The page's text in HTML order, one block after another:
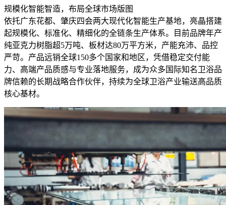
规模化智能智造，布局全球市场版图
依托广东花都、肇庆四会两大现代化智能生产基地，亮晶搭建
起规模化、标准化、精细化的全链条生产体系。目前品牌年产
纯亚克力树脂超5万吨、板材达80万平方米，产能充沛、品控
严苛。产品远销全球150多个国家和地区，凭借稳定交付能
力、高端产品质感与专业落地服务，成为众多国际知名卫浴品
牌信赖的长期战略合作伙伴，持续为全球卫浴产业输送高品质
核心基材。